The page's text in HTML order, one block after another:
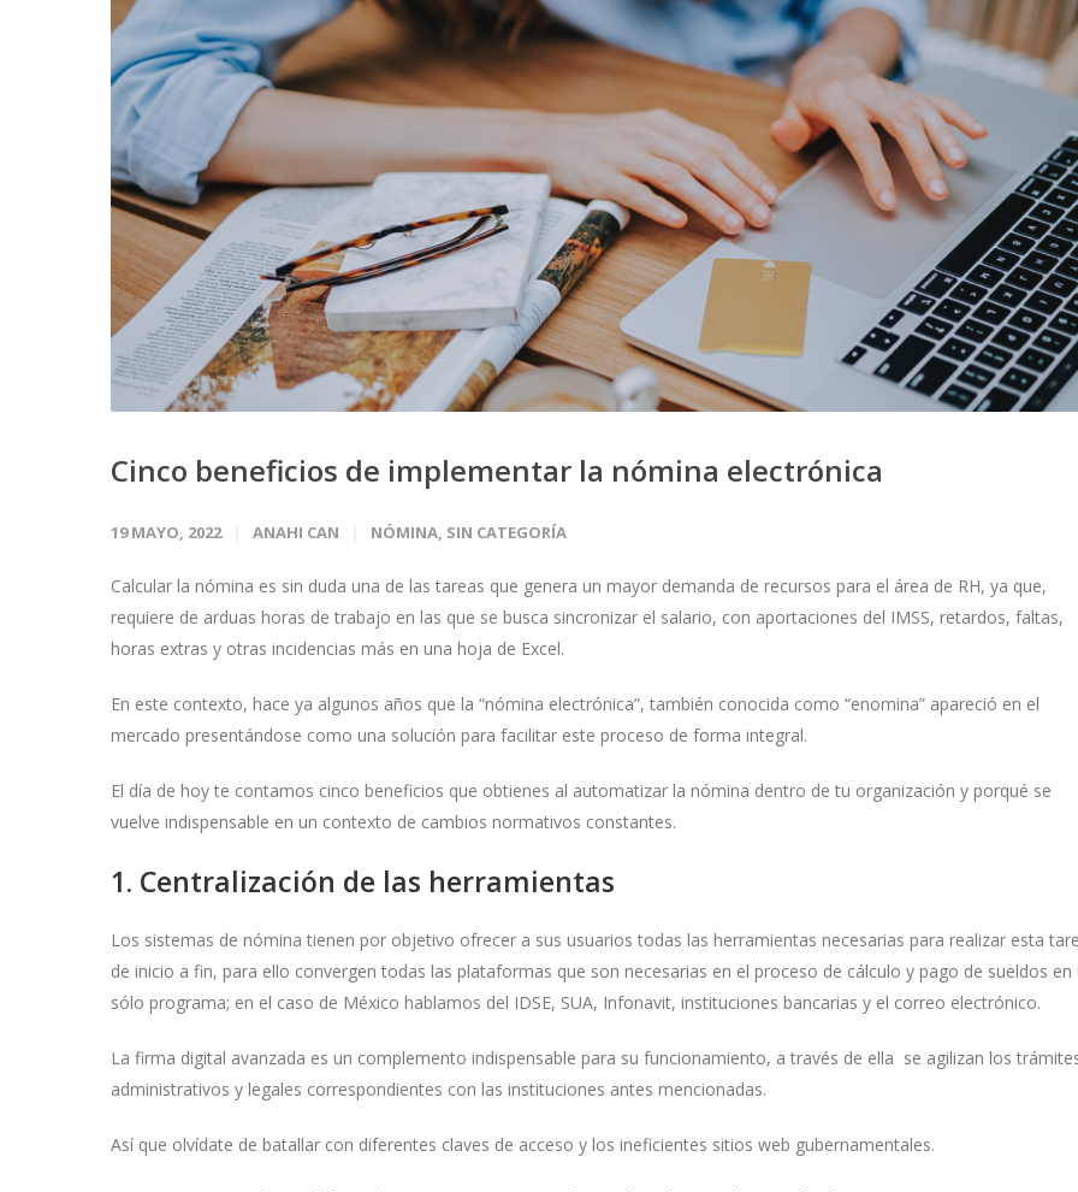
Cinco beneficios de implementar la nómina electrónica
19 MAYO, 2022 ANAHI CAN NÓMINA, SIN CATEGORÍA
Calcular la nómina es sin duda una de las tareas que genera un mayor demanda de recursos para el área de RH, ya que,
requiere de arduas horas de trabajo en las que se busca sincronizar el salario, con aportaciones del IMSS, retardos, faltas,
horas extras y otras incidencias más en una hoja de Excel.
En este contexto, hace ya algunos años que la “nómina electrónica”, también conocida como “enomina” apareció en el
mercado presentándose como una solución para facilitar este proceso de forma integral.
El día de hoy te contamos cinco beneficios que obtienes al automatizar la nómina dentro de tu organización y porqué se
vuelve indispensable en un contexto de cambios normativos constantes.
1. Centralización de las herramientas
Los sistemas de nómina tienen por objetivo ofrecer a sus usuarios todas las herramientas necesarias para realizar esta
de inicio a fin, para ello convergen todas las plataformas que son necesarias en el proceso de cálculo y pago de sueldos en
sólo programa; en el caso de México hablamos del IDSE, SUA, Infonavit, instituciones bancarias y el correo electrónico.
La firma digital avanzada es un complemento indispensable para su funcionamiento, a través de ella se agilizan los
administrativos y legales correspondientes con las instituciones antes mencionadas.
Así que olvídate de batallar con diferentes claves de acceso y los ineficientes sitios web gubernamentales.